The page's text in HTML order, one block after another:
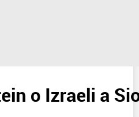
o Izraeli a